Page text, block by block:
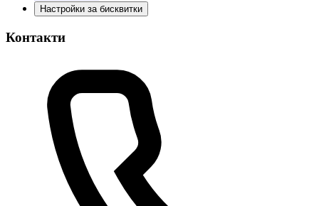
Настройки за бисквитки
Контакти